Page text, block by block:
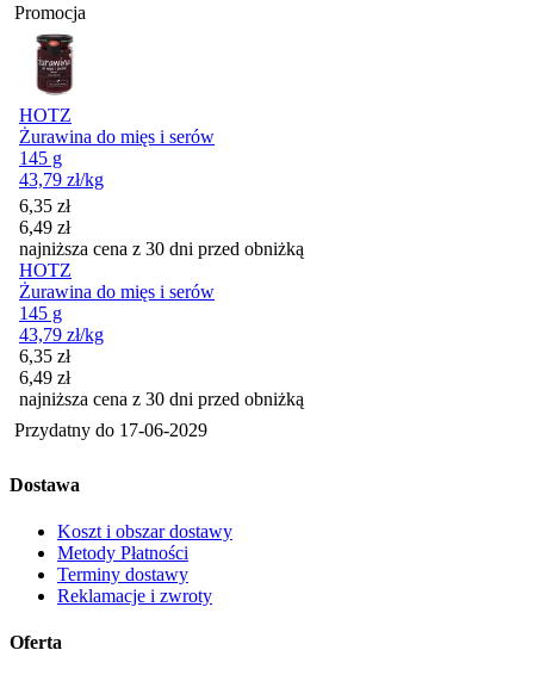
Promocja
HOTZ
Żurawina do mięs i serów
145 g
43,79 zł/kg
Cena promocyjna
6,35 zł
6,49 zł
najniższa cena z 30 dni przed obniżką
HOTZ
Żurawina do mięs i serów
145 g
43,79 zł/kg
Cena promocyjna
6,35 zł
6,49 zł
najniższa cena z 30 dni przed obniżką
Przydatny do 17-06-2029
Dostawa
Koszt i obszar dostawy
Metody Płatności
Terminy dostawy
Reklamacje i zwroty
Oferta